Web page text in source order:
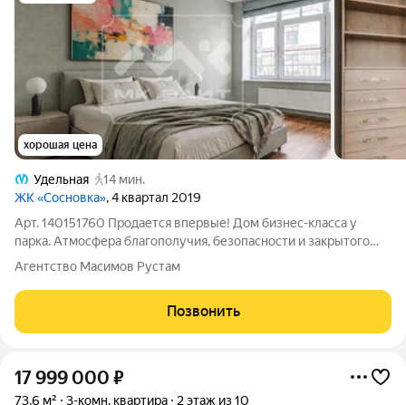
хорошая цена
Удельная
14 мин.
ЖК «Сосновка», 4 квартал 2019
Арт. 140151760 Продается впервые! Дом бизнес-класса у
парка. Атмосфера благополучия, безопасности и закрытого
уютного клуба. ЛОКАЦИЯ Дом расположен в Выборгском
районе - одном из экологически чистых районов города.
Вокруг микрорайона - парки и
Агентство Масимов Рустам
Позвонить
17 999 000 ₽
73,6 м² 3-комн. квартира 2 этаж из 10